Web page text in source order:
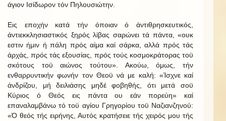
άγιον Ισίδωρον τόν Πηλουσιώτην.
Εις εποχήν κατά τήν όποιαν ό άντιθρησκευτικός,
άντιεκκλησιαστικός ξηρός λίβας σαρώνει τά πάντα, «ουκ
εστιν ήμιν ή πάλη πρός αίμα καί σάρκα, αλλά πρός τάς
άρχάς, πρός τάς εξουσίας, πρός τούς κοσμοκράτορας τοϋ
σκότους τοϋ αιώνος τούτου». Ακούω, όμως, τήν
ενθαρρυντικήν φωνήν τον Θεοϋ νά με καλή: «Ίσχνε καί
άνδρίζου, μή δειλιάσης μηδέ φοβηθής, ότι μετά σοϋ
Κύριος ό Θεός εις πάντα ου εάν πορεύη» καί
επαναλαμβάνω τό τοϋ αγίου Γρηγορίου τοϋ Ναζιανζηνού:
«Ό θεός τής ειρήνης, Αυτός κρατήσειε τής χειρός μου τής